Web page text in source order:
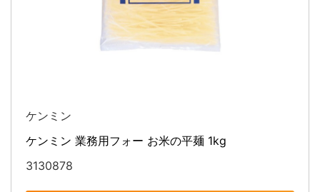
ケンミン
ケンミン 業務用フォー お米の平麺 1kg
3130878